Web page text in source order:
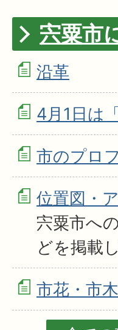
宍粟市
沿革
4月1日は
市のプロ
位置図・
宍粟市へ
どを掲載
市花・市木